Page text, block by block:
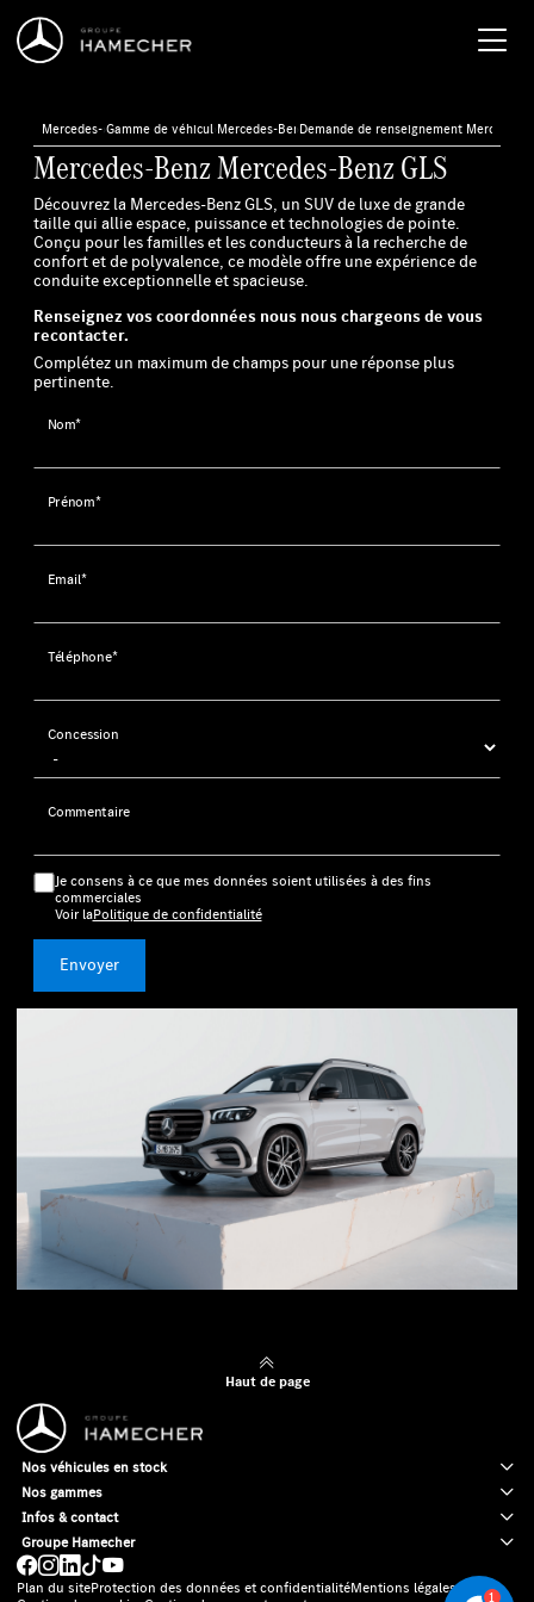
Mercedes-Benz
›Gamme de véhicules neufs
›Mercedes-Benz GLS
›Demande de renseignement Mercedes-
Mercedes-Benz Mercedes-Benz GLS
Découvrez la Mercedes-Benz GLS, un SUV de luxe de grande
taille qui allie espace, puissance et technologies de pointe.
Conçu pour les familles et les conducteurs à la recherche de
confort et de polyvalence, ce modèle offre une expérience de
conduite exceptionnelle et spacieuse.
Renseignez vos coordonnées nous nous chargeons de vous
recontacter.
Complétez un maximum de champs pour une réponse plus
pertinente.
Nom*
Prénom*
Email*
Téléphone*
Concession
Commentaire
Je consens à ce que mes données soient utilisées à des fins
commerciales
Voir laPolitique de confidentialité
Envoyer
Haut de page
Nos véhicules en stock
Nos gammes
Infos & contact
Groupe Hamecher
Plan du siteProtection des données et confidentialitéMentions légales
1